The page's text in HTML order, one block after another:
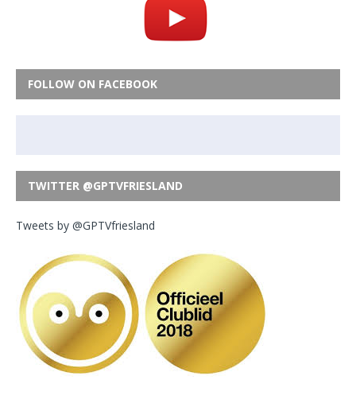
FOLLOW ON FACEBOOK
TWITTER @GPTVFRIESLAND
Tweets by @GPTVfriesland